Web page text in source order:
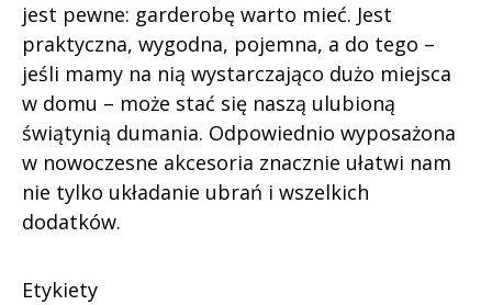
jest pewne: garderobę warto mieć. Jest
praktyczna, wygodna, pojemna, a do tego –
jeśli mamy na nią wystarczająco dużo miejsca
w domu – może stać się naszą ulubioną
świątynią dumania. Odpowiednio wyposażona
w nowoczesne akcesoria znacznie ułatwi nam
nie tylko układanie ubrań i wszelkich
dodatków.
Etykiety